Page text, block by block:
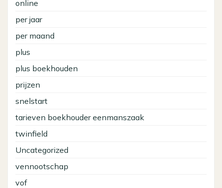
online
per jaar
per maand
plus
plus boekhouden
prijzen
snelstart
tarieven boekhouder eenmanszaak
twinfield
Uncategorized
vennootschap
vof